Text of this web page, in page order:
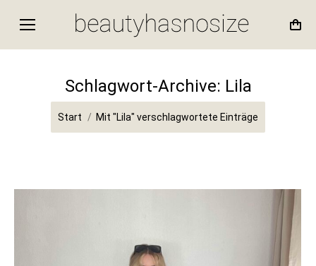
Schlagwort-Archive: Lila
Sie befinden sich hier:
Start Mit "Lila" verschlagwortete Einträge